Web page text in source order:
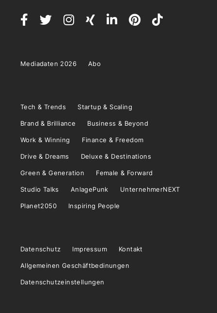
Mediadaten 2026 Abo
Tech & Trends Startup & Scaling
Brand & Brilliance Business & Beyond
Work & Winning Finance & Freedom
Drive & Dreams Deluxe & Destinations
Green & Generation Female & Forward
Studio Talks AnlagePunk UnternehmerNEXT
Planet2050 Inspiring People
Datenschutz Impressum Kontakt
Allgemeinen Geschäftbedinungen
Datenschutzeinstellungen